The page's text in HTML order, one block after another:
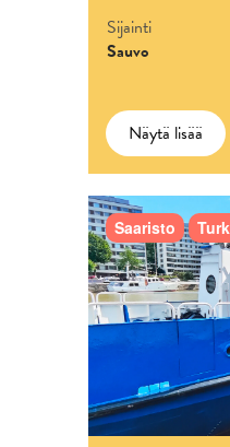
Sijainti
Sauvo
Näytä lisää
Saaristo